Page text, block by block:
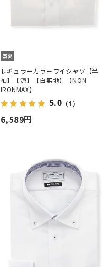
レギュラーカラーワイシャツ【半
袖】【涼】【白無地】【NON
IRONMAX】
5.0 （1）
6,589円